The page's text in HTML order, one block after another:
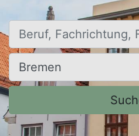
Beruf, Fachrichtung, Firma
Ort, Stadt